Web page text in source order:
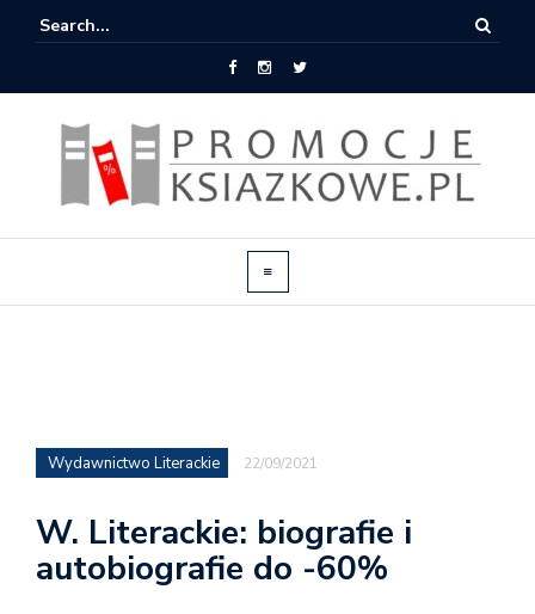
Wydawnictwo Literackie 22/09/2021
W. Literackie: biografie i
autobiografie do -60%